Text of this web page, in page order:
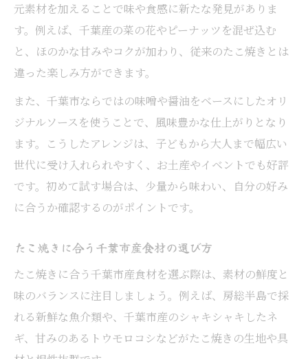
元素材を加えることで味や食感に新たな発見がありま
す。例えば、千葉産の菜の花やピーナッツを混ぜ込む
と、ほのかな甘みやコクが加わり、従来のたこ焼きとは
違った楽しみ方ができます。
また、千葉市ならではの味噌や醤油をベースにしたオリ
ジナルソースを使うことで、風味豊かな仕上がりとなり
ます。こうしたアレンジは、子どもから大人まで幅広い
世代に受け入れられやすく、お土産やイベントでも好評
です。初めて試す場合は、少量から味わい、自分の好み
に合うか確認するのがポイントです。
たこ焼きに合う千葉市産食材の選び方
たこ焼きに合う千葉市産食材を選ぶ際は、素材の鮮度と
味のバランスに注目しましょう。例えば、房総半島で採
れる新鮮な魚介類や、千葉市産のシャキシャキしたネ
ギ、甘みのあるトウモロコシなどがたこ焼きの生地や具